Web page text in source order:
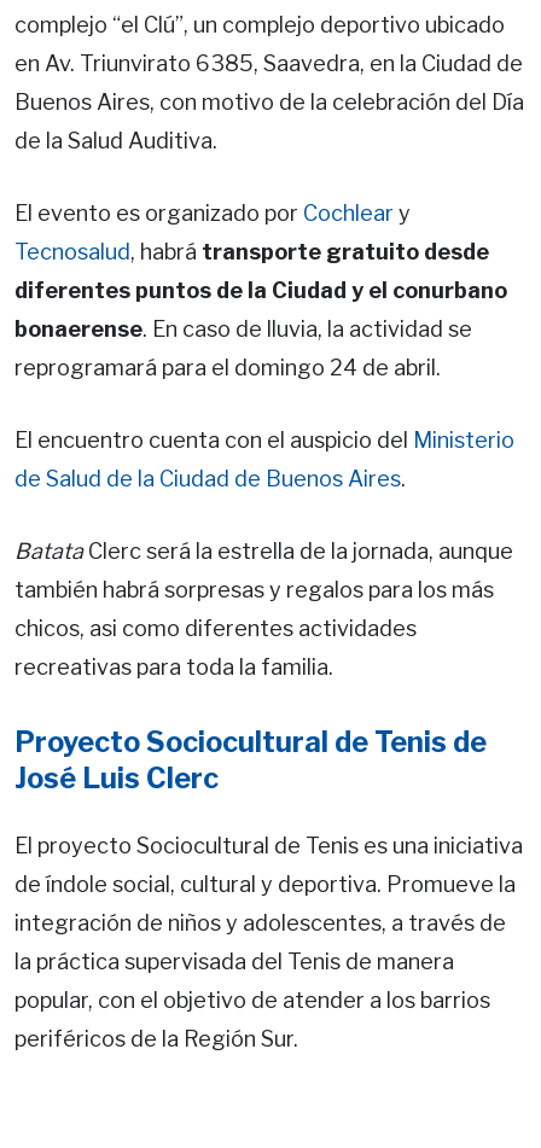
complejo “el Clú”, un complejo deportivo ubicado
en Av. Triunvirato 6385, Saavedra, en la Ciudad de
Buenos Aires, con motivo de la celebración del Día
de la Salud Auditiva.
El evento es organizado por Cochlear y
Tecnosalud, habrá transporte gratuito desde
diferentes puntos de la Ciudad y el conurbano
bonaerense. En caso de lluvia, la actividad se
reprogramará para el domingo 24 de abril.
El encuentro cuenta con el auspicio del Ministerio
de Salud de la Ciudad de Buenos Aires.
BatataClerc será la estrella de la jornada, aunque
también habrá sorpresas y regalos para los más
chicos, asi como diferentes actividades
recreativas para toda la familia.
Proyecto Sociocultural de Tenis de
José Luis Clerc
El proyecto Sociocultural de Tenis es una iniciativa
de índole social, cultural y deportiva. Promueve la
integración de niños y adolescentes, a través de
la práctica supervisada del Tenis de manera
popular, con el objetivo de atender a los barrios
periféricos de la Región Sur.